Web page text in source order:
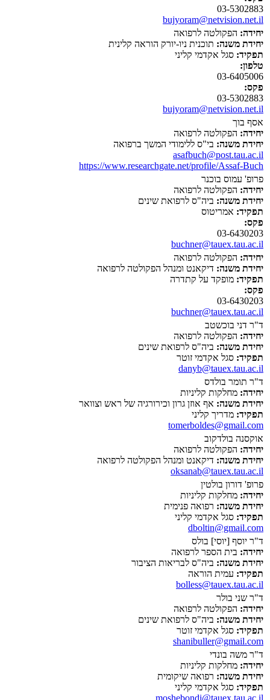
03-5302883
bujyoram@netvision.net.il
יחידה: הפקולטה לרפואה
יחידת משנה: תוכנית ניו-יורק הוראה קלינית
תפקיד: סגל אקדמי קליני
טלפון:
03-6405006
פקס:
03-5302883
bujyoram@netvision.net.il
אסף בוך
יחידה: הפקולטה לרפואה
יחידת משנה: בי"ס ללימודי המשך ברפואה
asafbuch@post.tau.ac.il
https://www.researchgate.net/profile/Assaf-Buch
פרופ' עמוס בוכנר
יחידה: הפקולטה לרפואה
יחידת משנה: ביה"ס לרפואת שינים
תפקיד: אמריטוס
פקס:
03-6430203
buchner@tauex.tau.ac.il
יחידה: הפקולטה לרפואה
יחידת משנה: דיקאנט ומנהל הפקולטה לרפואה
תפקיד: מופקד על קתדרה
פקס:
03-6430203
buchner@tauex.tau.ac.il
ד"ר דני בוכשטב
יחידה: הפקולטה לרפואה
יחידת משנה: ביה"ס לרפואת שינים
תפקיד: סגל אקדמי זוטר
danyb@tauex.tau.ac.il
ד"ר תומר בולדס
יחידה: מחלקות קליניות
יחידת משנה: אף אוזן גרון וכירורגיה של ראש וצוואר
תפקיד: מדריך קליני
tomerboldes@gmail.com
אוקסנה בולדקוב
יחידה: הפקולטה לרפואה
יחידת משנה: דיקאנט ומנהל הפקולטה לרפואה
oksanab@tauex.tau.ac.il
פרופ' דורון בולטין
יחידה: מחלקות קליניות
יחידת משנה: רפואה פנימית
תפקיד: סגל אקדמי קליני
dboltin@gmail.com
ד"ר יוסף [יוסי] בולס
יחידה: בית הספר לרפואה
יחידת משנה: ביה"ס לבריאות הציבור
תפקיד: עמית הוראה
bolless@tauex.tau.ac.il
ד"ר שני בולר
יחידה: הפקולטה לרפואה
יחידת משנה: ביה"ס לרפואת שינים
תפקיד: סגל אקדמי זוטר
shanibuller@gmail.com
ד"ר משה בונדי
יחידה: מחלקות קליניות
יחידת משנה: רפואה שיקומית
תפקיד: סגל אקדמי קליני
moshebondi@tauex.tau.ac.il